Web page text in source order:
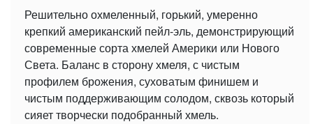
Решительно охмеленный, горький, умеренно
крепкий американский пейл-эль, демонстрирующий
современные сорта хмелей Америки или Нового
Света. Баланс в сторону хмеля, с чистым
профилем брожения, суховатым финишем и
чистым поддерживающим солодом, сквозь который
сияет творчески подобранный хмель.